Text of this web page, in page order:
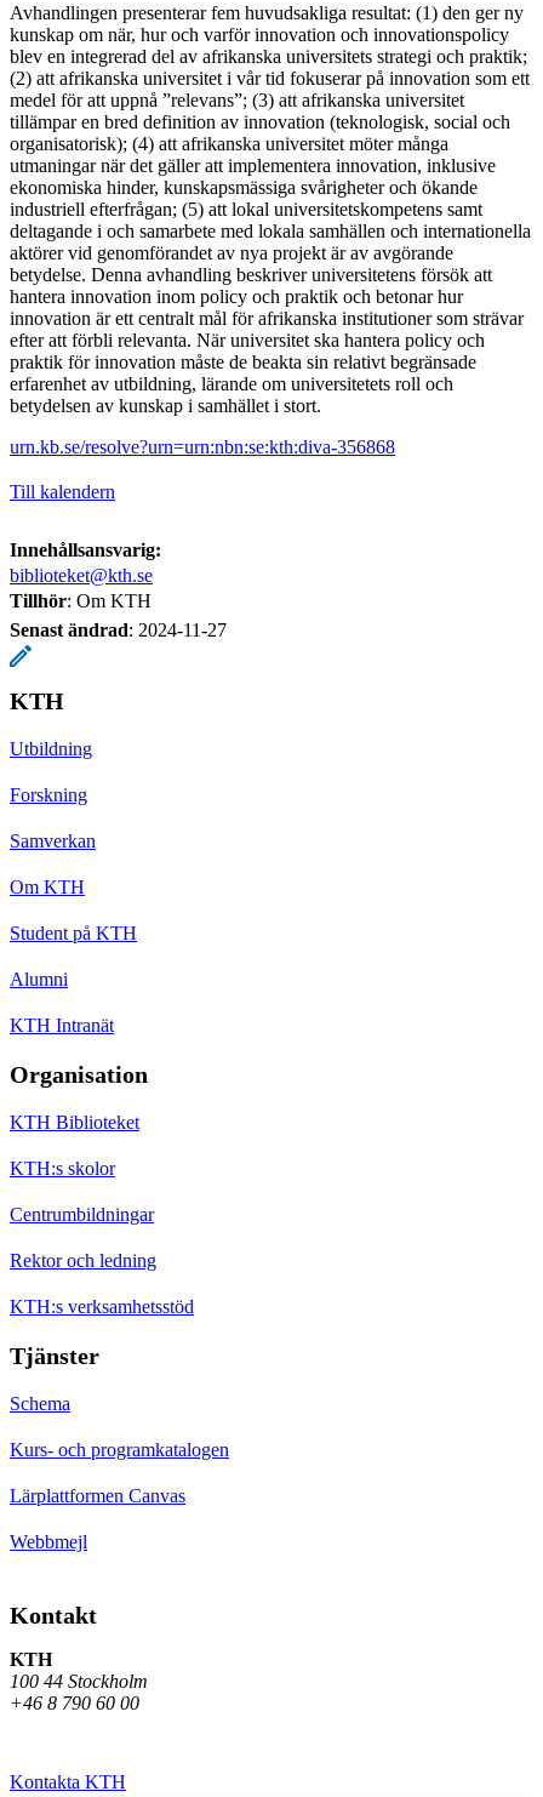
Avhandlingen presenterar fem huvudsakliga resultat: (1) den ger ny
kunskap om när, hur och varför innovation och innovationspolicy
blev en integrerad del av afrikanska universitets strategi och praktik;
(2) att afrikanska universitet i vår tid fokuserar på innovation som ett
medel för att uppnå ”relevans”; (3) att afrikanska universitet
tillämpar en bred definition av innovation (teknologisk, social och
organisatorisk); (4) att afrikanska universitet möter många
utmaningar när det gäller att implementera innovation, inklusive
ekonomiska hinder, kunskapsmässiga svårigheter och ökande
industriell efterfrågan; (5) att lokal universitetskompetens samt
deltagande i och samarbete med lokala samhällen och internationella
aktörer vid genomförandet av nya projekt är av avgörande
betydelse. Denna avhandling beskriver universitetens försök att
hantera innovation inom policy och praktik och betonar hur
innovation är ett centralt mål för afrikanska institutioner som strävar
efter att förbli relevanta. När universitet ska hantera policy och
praktik för innovation måste de beakta sin relativt begränsade
erfarenhet av utbildning, lärande om universitetets roll och
betydelsen av kunskap i samhället i stort.
urn.kb.se/resolve?urn=urn:nbn:se:kth:diva-356868
Till kalendern
Innehållsansvarig:
biblioteket@kth.se
Tillhör: Om KTH
Senast ändrad: 2024-11-27
KTH
Utbildning
Forskning
Samverkan
Om KTH
Student på KTH
Alumni
KTH Intranät
Organisation
KTH Biblioteket
KTH:s skolor
Centrumbildningar
Rektor och ledning
KTH:s verksamhetsstöd
Tjänster
Schema
Kurs- och programkatalogen
Lärplattformen Canvas
Webbmejl
Kontakt
KTH
100 44 Stockholm
+46 8 790 60 00
Kontakta KTH